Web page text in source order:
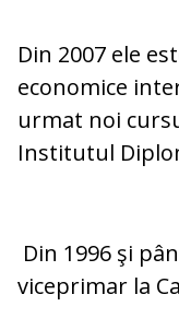
Din 2007 ele
economice
urmat noi
Institutul
Din 1996 şi
viceprimar la